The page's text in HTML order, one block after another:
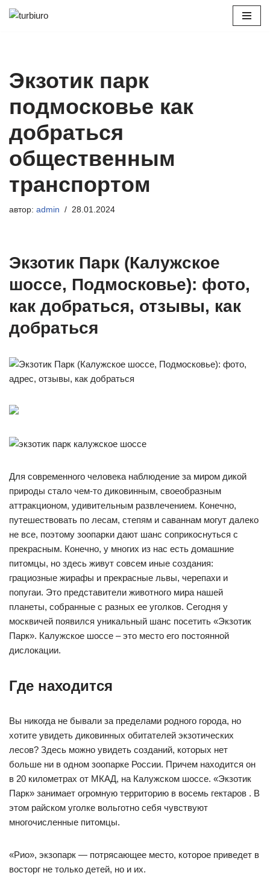
Экзотик парк
подмосковье как
добраться
общественным
транспортом
автор: admin 28.01.2024
Экзотик Парк (Калужское
шоссе, Подмосковье): фото,
как добраться, отзывы, как
добраться
Для современного человека наблюдение за миром дикой
природы стало чем-то диковинным, своеобразным
аттракционом, удивительным развлечением. Конечно,
путешествовать по лесам, степям и саваннам могут далеко
не все, поэтому зоопарки дают шанс соприкоснуться с
прекрасным. Конечно, у многих из нас есть домашние
питомцы, но здесь живут совсем иные создания:
грациозные жирафы и прекрасные львы, черепахи и
попугаи. Это представители животного мира нашей
планеты, собранные с разных ее уголков. Сегодня у
москвичей появился уникальный шанс посетить «Экзотик
Парк». Калужское шоссе – это место его постоянной
дислокации.
Где находится
Вы никогда не бывали за пределами родного города, но
хотите увидеть диковинных обитателей экзотических
лесов? Здесь можно увидеть созданий, которых нет
больше ни в одном зоопарке России. Причем находится он
в 20 километрах от МКАД, на Калужском шоссе. «Экзотик
Парк» занимает огромную территорию в восемь гектаров . В
этом райском уголке вольготно себя чувствуют
многочисленные питомцы.
«Рио», экзопарк — потрясающее место, которое приведет в
восторг не только детей, но и их.